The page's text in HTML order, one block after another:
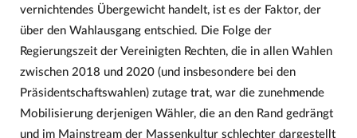
vernichtendes Übergewicht handelt, ist es der Faktor, der
über den Wahlausgang entschied. Die Folge der
Regierungszeit der Vereinigten Rechten, die in allen Wahlen
zwischen 2018 und 2020 (und insbesondere bei den
Präsidentschaftswahlen) zutage trat, war die zunehmende
Mobilisierung derjenigen Wähler, die an den Rand gedrängt
und im Mainstream der Massenkultur schlechter dargestellt